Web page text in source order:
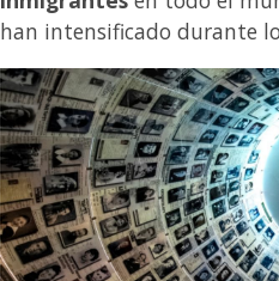
han intensificado durante